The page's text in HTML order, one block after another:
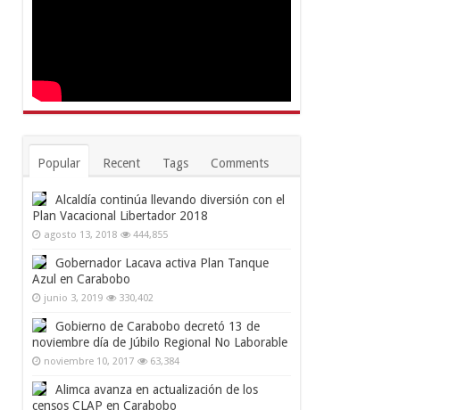
Popular Recent Tags Comments
Alcaldía continúa llevando diversión con el
Plan Vacacional Libertador 2018
agosto 13, 2018 444,855
Gobernador Lacava activa Plan Tanque
Azul en Carabobo
junio 3, 2019 330,402
Gobierno de Carabobo decretó 13 de
noviembre día de Júbilo Regional No Laborable
noviembre 10, 2017 63,384
Alimca avanza en actualización de los
censos CLAP en Carabobo